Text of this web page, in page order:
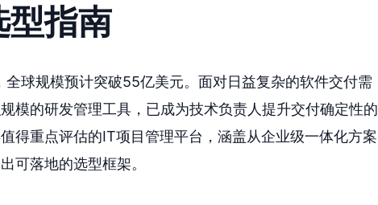
型指南
球规模预计突破55亿美元。面对日益复杂的软件交付需
模的研发管理工具，已成为技术负责人提升交付确定性的
得重点评估的IT项目管理平台，涵盖从企业级一体化方案
可落地的选型框架。